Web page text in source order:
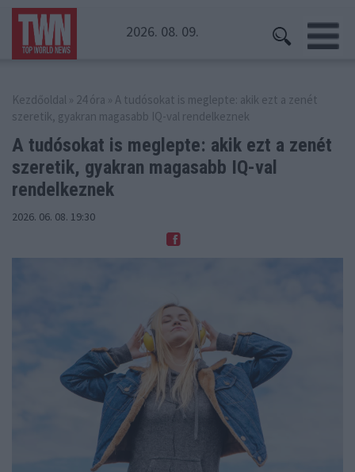
2026. 08. 09.
Kezdőoldal » 24 óra » A tudósokat is meglepte: akik ezt a zenét
szeretik, gyakran magasabb IQ-val rendelkeznek
A tudósokat is meglepte: akik ezt a zenét
szeretik, gyakran magasabb IQ-val
rendelkeznek
2026. 06. 08. 19:30